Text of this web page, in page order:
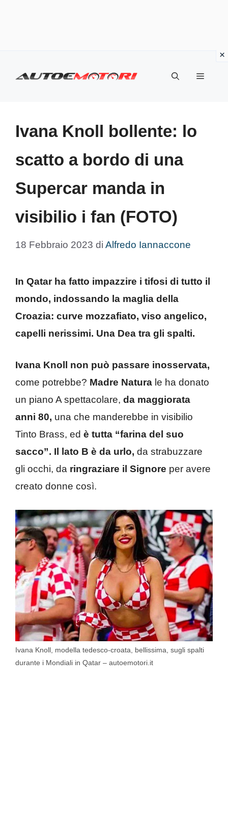
Menu
Ivana Knoll bollente: lo
scatto a bordo di una
Supercar manda in
visibilio i fan (FOTO)
18 Febbraio 2023 di Alfredo Iannaccone
In Qatar ha fatto impazzire i tifosi di tutto il
mondo, indossando la maglia della
Croazia: curve mozzafiato, viso angelico,
capelli nerissimi. Una Dea tra gli spalti.
Ivana Knoll non può passare inosservata,
come potrebbe? Madre Natura le ha donato
un piano A spettacolare, da maggiorata
anni 80, una che manderebbe in visibilio
Tinto Brass, ed è tutta “farina del suo
sacco”. Il lato B è da urlo, da strabuzzare
gli occhi, da ringraziare il Signore per avere
creato donne così.
Ivana Knoll, modella tedesco-croata, bellissima, sugli spalti
durante i Mondiali in Qatar – autoemotori.it